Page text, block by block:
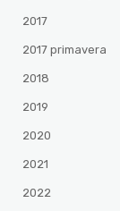
2017
2017 primavera
2018
2019
2020
2021
2022